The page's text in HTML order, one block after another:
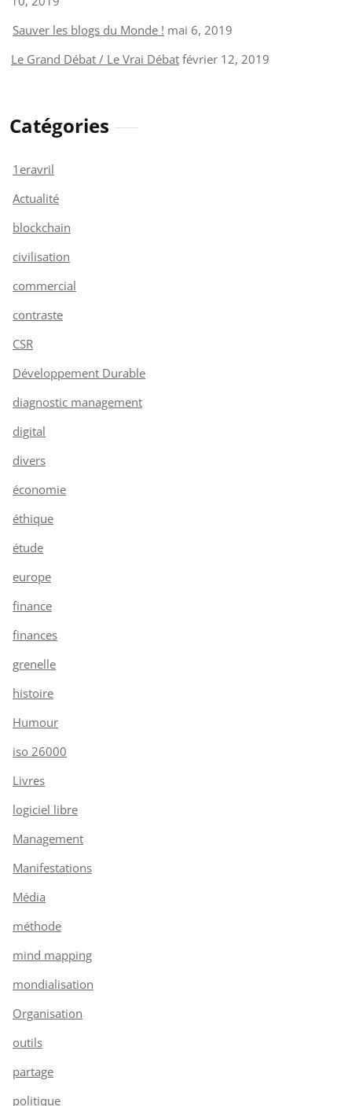
Sauver les blogs du Monde ! mai 6, 2019
Le Grand Débat / Le Vrai Débat février 12, 2019
Catégories
1eravril
Actualité
blockchain
civilisation
commercial
contraste
CSR
Développement Durable
diagnostic management
digital
divers
économie
éthique
étude
europe
finance
finances
grenelle
histoire
Humour
iso 26000
Livres
logiciel libre
Management
Manifestations
Média
méthode
mind mapping
mondialisation
Organisation
outils
partage
politique